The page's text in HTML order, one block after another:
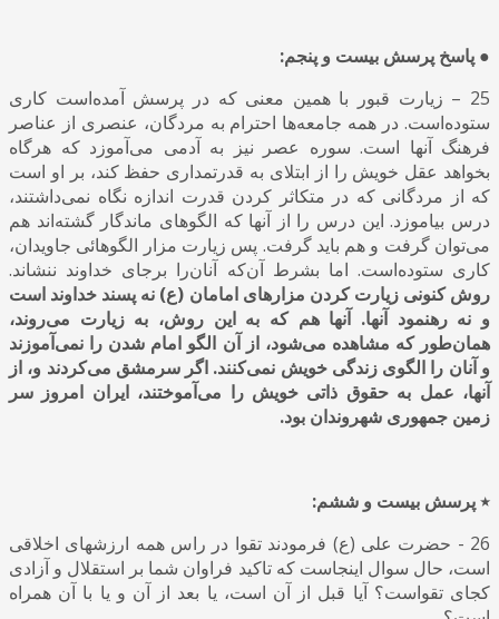
● پاسخ پرسش بیست و پنجم:
25 – زیارت قبور با همین معنی که در پرسش آمده‌است کاری
ستوده‌است. در همه جامعه‌ها احترام به مردگان، عنصری از عناصر
فرهنگ آنها است. سوره عصر نیز به آدمی می‌آموزد که هرگاه
بخواهد عقل خویش را از ابتلای به قدرتمداری حفظ کند، بر او است
که از مردگانی که در متکاثر کردن قدرت اندازه نگاه نمی‌داشتند،
درس بیاموزد. این درس را از آنها که الگوهای ماندگار گشته‌‎اند هم
می‌توان گرفت و هم باید گرفت. پس زیارت مزار الگوهائی جاویدان،
کاری ستوده‌است. اما بشرط آن‌که آنان‌را برجای خداوند ننشاند.
روش کنونی زیارت کردن مزارهای امامان (ع) نه پسند خداوند است
و نه رهنمود آنها. آنها هم که به این روش، به زیارت می‌روند،
همان‌طور که مشاهده می‌شود، از آن الگو امام شدن را نمی‌آموزند
و آنان را الگوی زندگی خویش نمی‌کنند. اگر سرمشق می‌کردند و، از
آنها، عمل به حقوق ذاتی خویش را می‌آموختند، ایران امروز سر
زمین جمهوری شهروندان بود.
٭ پرسش بیست و ششم:
26 - حضرت علی (ع) فرمودند تقوا در راس همه ارزشهای اخلاقی
است، حال سوال اینجاست که تاکید فراوان شما بر استقلال و آزادی
کجای تقواست؟ آیا قبل از آن است، یا بعد از آن و یا با آن همراه